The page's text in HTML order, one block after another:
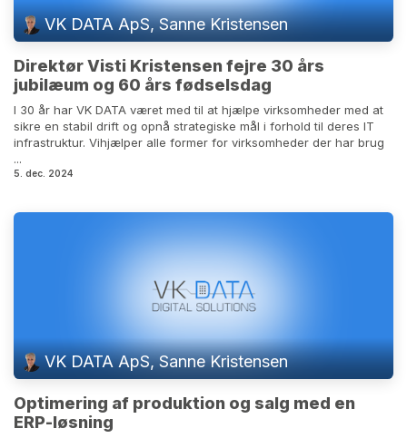
VK DATA ApS, Sanne Kristensen
Direktør Visti Kristensen fejre 30 års
jubilæum og 60 års fødselsdag
I 30 år har VK DATA været med til at hjælpe virksomheder med at
sikre en stabil drift og opnå strategiske mål i forhold til deres IT
infrastruktur. Vihjælper alle former for virksomheder der har brug
...
5. dec. 2024
VK DATA ApS, Sanne Kristensen
Optimering af produktion og salg med en
ERP-løsning